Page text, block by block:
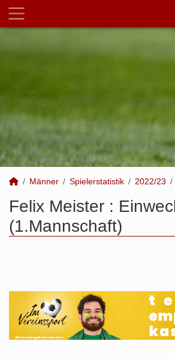
Männer Spielerstatistik 2022/23
Felix Meister :
(1.Mannschaft)